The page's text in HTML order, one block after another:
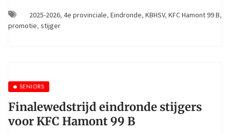
2025-2026, 4e provinciale, Eindronde, KBHSV, KFC Hamont 99 B,
promotie, stijger
SENIORS
Finalewedstrijd eindronde stijgers
voor KFC Hamont 99 B